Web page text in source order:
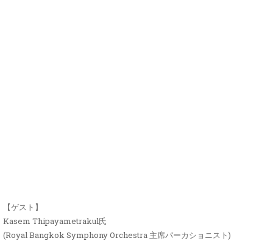
【ゲスト】
Kasem Thipayametrakul氏
(Royal Bangkok Symphony Orchestra 主席パーカショニスト)